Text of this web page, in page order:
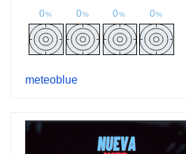
meteoblue